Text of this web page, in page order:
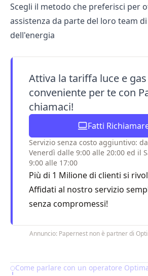
Scegli il metodo che preferisci per
assistenza da parte del loro team
dell'energia
Attiva la tariffa luce e
conveniente per te con
chiamaci!
Fatti
Servizio senza costo aggiuntivo:
Venerdì dalle 9:00 alle 20:00 ed il
9:00 alle 17:00
Più di 1 Milione di clienti si
Affidati al nostro servizio
senza compromessi!
Annuncio: Papernest non è partner di
Table of Contents
Come parlare con un operatore